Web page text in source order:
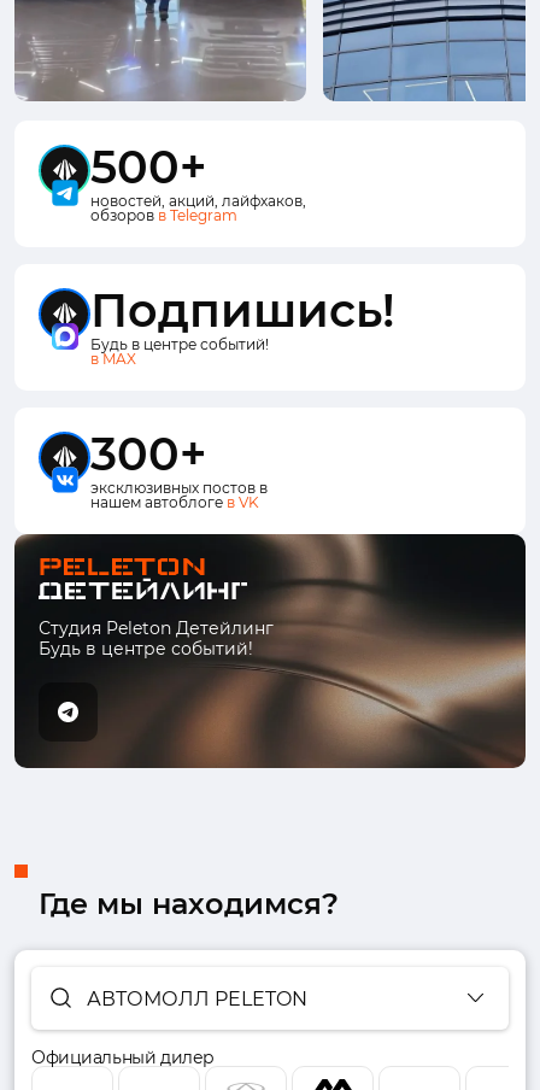
500+
новостей, акций, лайфхаков,
обзоров в Telegram
Подпишись!
Будь в центре событий!
в MAX
300+
эксклюзивных постов в
нашем автоблоге в VK
Студия Peleton Детейлинг
Будь в центре событий!
Где мы находимся?
АВТОМОЛЛ PELETON
Официальный дилер